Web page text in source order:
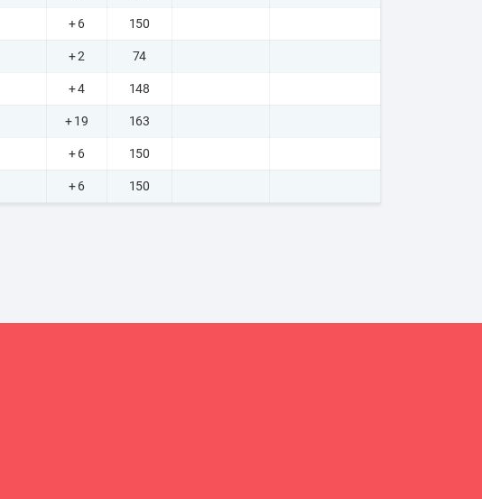
+ 6 150
+ 2 74
+ 4 148
+ 19 163
+ 6 150
+ 6 150